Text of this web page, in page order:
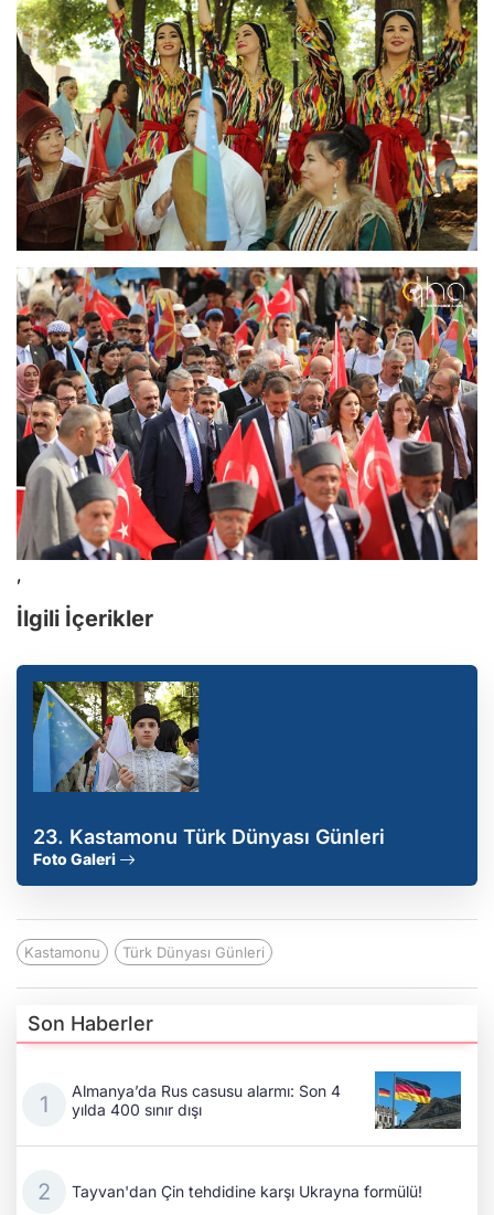
,
İlgili İçerikler
23. Kastamonu Türk Dünyası Günleri
Foto Galeri
Kastamonu Türk Dünyası Günleri
Son Haberler
Almanya’da Rus casusu alarmı: Son 4
yılda 400 sınır dışı
Tayvan'dan Çin tehdidine karşı Ukrayna formülü!